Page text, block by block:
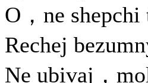
O，ne shepchi
Rechej
Ne ubivaj，